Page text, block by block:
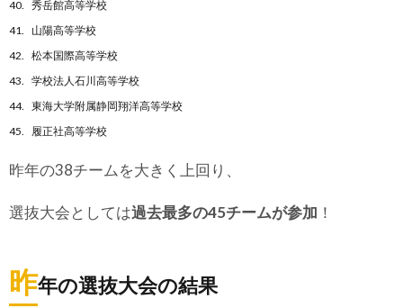
秀岳館高等学校
山陽高等学校
松本国際高等学校
学校法人石川高等学校
東海大学附属静岡翔洋高等学校
履正社高等学校
昨年の38チームを大きく上回り、
選抜大会としては過去最多の45チームが参加 ！
昨年の選抜大会の結果